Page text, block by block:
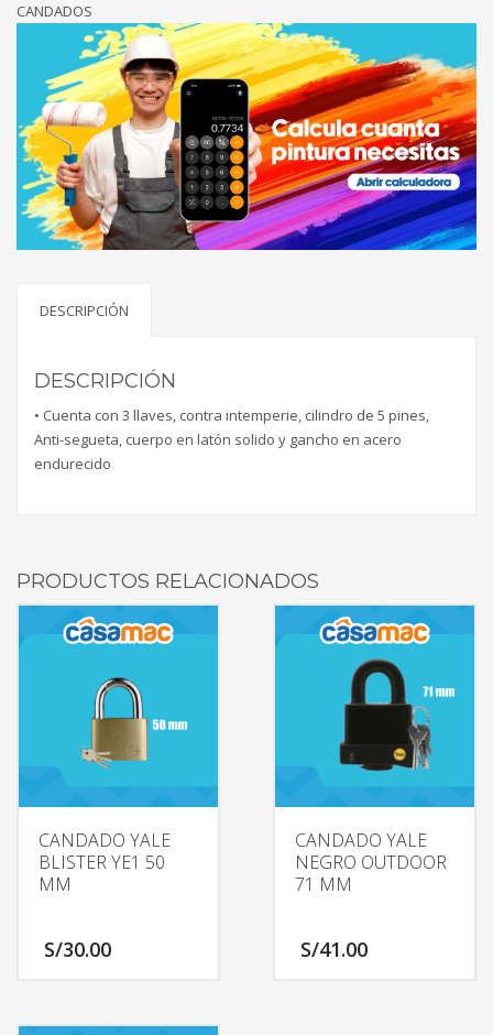
80
cantidad
CANDADOS
DESCRIPCIÓN
DESCRIPCIÓN
• Cuenta con 3 llaves, contra intemperie, cilindro de 5 pines,
Anti-segueta, cuerpo en latón solido y gancho en acero
endurecido
PRODUCTOS RELACIONADOS
CANDADO YALE
BLISTER YE1 50
MM
S/30.00
CANDADO YALE
NEGRO OUTDOOR
71 MM
S/41.00